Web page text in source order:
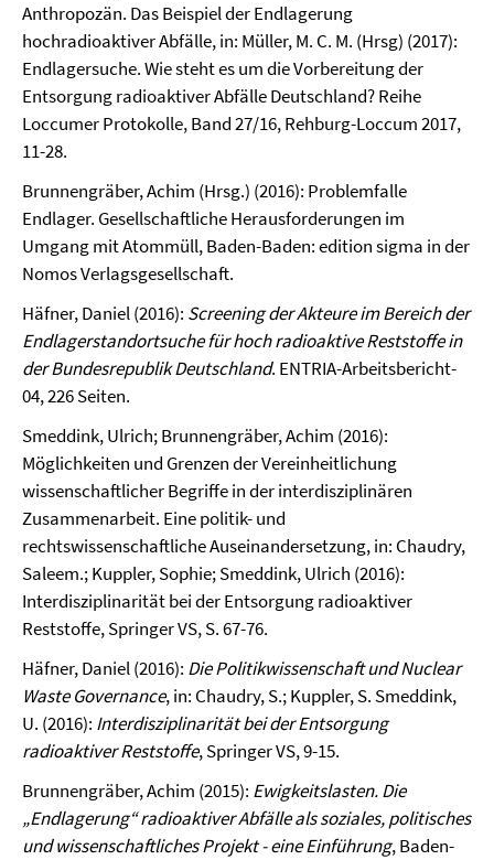
Anthropozän. Das Beispiel der Endlagerung
hochradioaktiver Abfälle, in: Müller, M. C. M. (Hrsg) (2017):
Endlagersuche. Wie steht es um die Vorbereitung der
Entsorgung radioaktiver Abfälle Deutschland? Reihe
Loccumer Protokolle, Band 27/16, Rehburg-Loccum 2017,
11-28.
Brunnengräber, Achim (Hrsg.) (2016): Problemfalle
Endlager. Gesellschaftliche Herausforderungen im
Umgang mit Atommüll, Baden-Baden: edition sigma in der
Nomos Verlagsgesellschaft.
Häfner, Daniel (2016): Screening der Akteure im Bereich der
Endlagerstandortsuche für hoch radioaktive Reststoffe in
der Bundesrepublik Deutschland. ENTRIA-Arbeitsbericht-
04, 226 Seiten.
Smeddink, Ulrich; Brunnengräber, Achim (2016):
Möglichkeiten und Grenzen der Vereinheitlichung
wissenschaftlicher Begriffe in der interdisziplinären
Zusammenarbeit. Eine politik- und
rechtswissenschaftliche Auseinandersetzung, in: Chaudry,
Saleem.; Kuppler, Sophie; Smeddink, Ulrich (2016):
Interdisziplinarität bei der Entsorgung radioaktiver
Reststoffe, Springer VS, S. 67-76.
Häfner, Daniel (2016): Die Politikwissenschaft und Nuclear
Waste Governance, in: Chaudry, S.; Kuppler, S. Smeddink,
U. (2016): Interdisziplinarität bei der Entsorgung
radioaktiver Reststoffe, Springer VS, 9-15.
Brunnengräber, Achim (2015): Ewigkeitslasten. Die
„Endlagerung“ radioaktiver Abfälle als soziales, politisches
und wissenschaftliches Projekt - eine Einführung, Baden-